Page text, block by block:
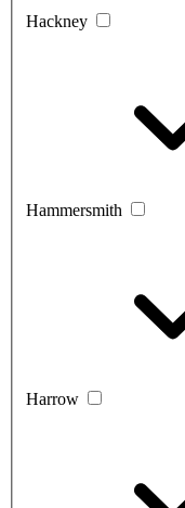
Hackney
Hammersmith
Harrow